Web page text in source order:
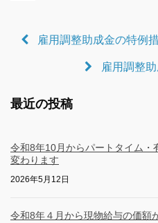
雇用調整助成金の特例
雇用調整
最近の投稿
令和8年10月からパートタイム
変わります
2026年5月12日
令和8年４月から現物給与の価額